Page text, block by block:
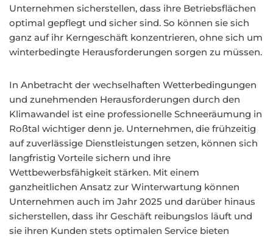
Unternehmen sicherstellen, dass ihre Betriebsflächen
optimal gepflegt und sicher sind. So können sie sich
ganz auf ihr Kerngeschäft konzentrieren, ohne sich um
winterbedingte Herausforderungen sorgen zu müssen.
In Anbetracht der wechselhaften Wetterbedingungen
und zunehmenden Herausforderungen durch den
Klimawandel ist eine professionelle Schneeräumung in
Roßtal wichtiger denn je. Unternehmen, die frühzeitig
auf zuverlässige Dienstleistungen setzen, können sich
langfristig Vorteile sichern und ihre
Wettbewerbsfähigkeit stärken. Mit einem
ganzheitlichen Ansatz zur Winterwartung können
Unternehmen auch im Jahr 2025 und darüber hinaus
sicherstellen, dass ihr Geschäft reibungslos läuft und
sie ihren Kunden stets optimalen Service bieten